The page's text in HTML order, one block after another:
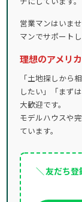
営業マンはいま
マンでサポート
理想のアメリ
「土地探しから
したい」「まず
大歓迎です。
モデルハウスや
ています。
＼ 友だち登